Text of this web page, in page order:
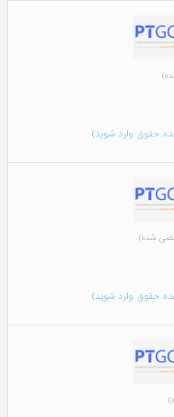
حقوق وارد شوید)
شده)
حقوق وارد شوید)